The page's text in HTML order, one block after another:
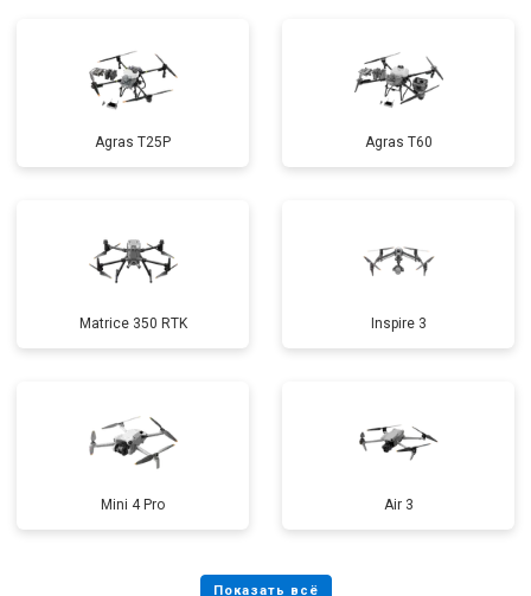
Agras T25P Agras T60
Matrice 350 RTK Inspire 3
Mini 4 Pro Air 3